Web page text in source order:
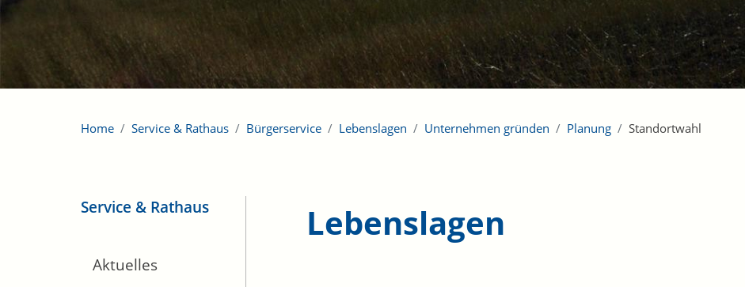
Home Service & Rathaus Bürgerservice Lebenslagen Unternehmen gründen Planung Standortwahl
Service & Rathaus
Aktuelles
Lebenslagen